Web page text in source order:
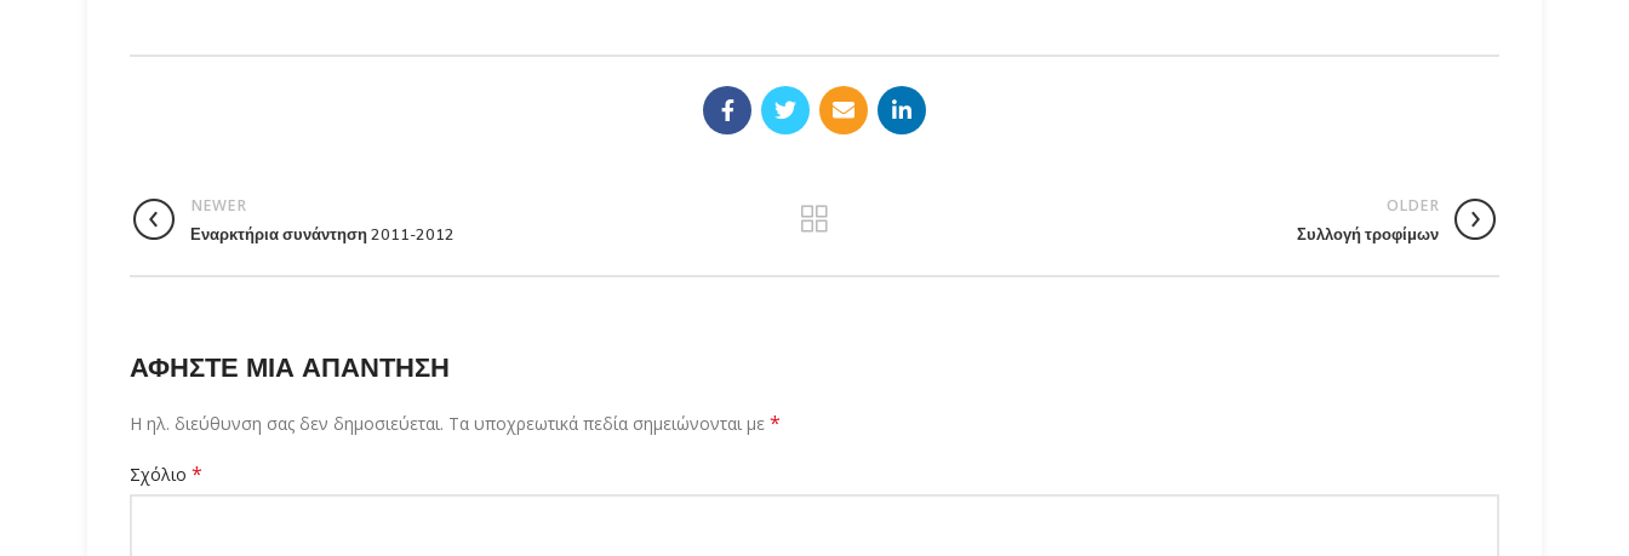
NEWER
Εναρκτήρια συνάντηση 2011-2012
OLDER
Συλλογή τροφίμων
ΑΦΉΣΤΕ ΜΙΑ ΑΠΆΝΤΗΣΗ
Η ηλ. διεύθυνση σας δεν δημοσιεύεται. Τα υποχρεωτικά πεδία σημειώνονται με *
Σχόλιο *